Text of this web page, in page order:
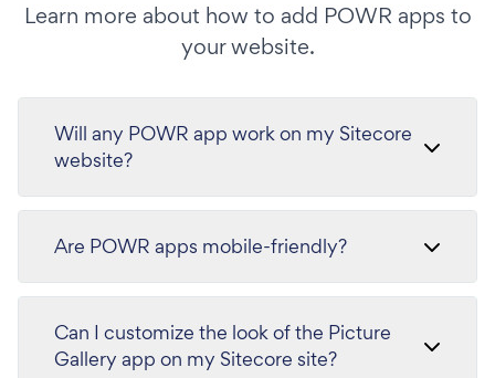
Learn more about how to add POWR apps to
your website.
Will any POWR app work on my Sitecore
website?
Are POWR apps mobile-friendly?
Can I customize the look of the Picture
Gallery app on my Sitecore site?